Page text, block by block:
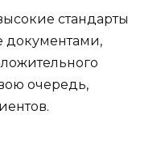
стандарты
документами,
очередь,